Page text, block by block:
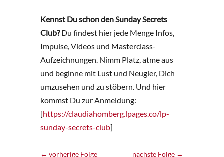
Kennst Du schon den Sunday Secrets
Club?Du findest hier jede Menge Infos,
Impulse, Videos und Masterclass-
Aufzeichnungen. Nimm Platz, atme aus
und beginne mit Lust und Neugier, Dich
umzusehen und zu stöbern. Und hier
kommst Du zur Anmeldung:
[https://claudiahomberg.lpages.co/lp-
sunday-secrets-club]
← vorherige Folge nächste Folge →